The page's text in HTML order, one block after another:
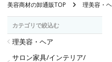
美容商材の卸通販TOP 理美容・
カテゴリで絞込む
理美容・ヘア
サロン家具/インテリア/